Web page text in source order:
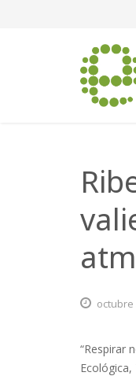
octubre
“Respirar